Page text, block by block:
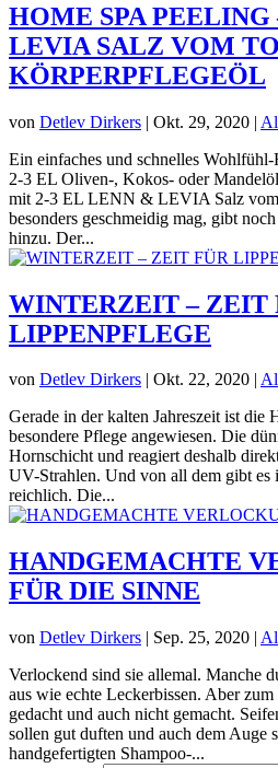
HOME SPA
LEVIA SALZ VOM
KÖRPERPFLEGEÖL
von Detlev Dirkers | Okt. 29, 2020 |
Ein einfaches und schnelles
2-3 EL Oliven-, Kokos- oder
mit 2-3 EL LENN & LEVIA Salz vom
besonders geschmeidig mag, gibt
hinzu. Der...
WINTERZEIT – ZEIT
LIPPENPFLEGE
von Detlev Dirkers | Okt. 22, 2020 |
Gerade in der kalten Jahreszeit ist die
besondere Pflege angewiesen. Die
Hornschicht und reagiert deshalb
UV-Strahlen. Und von all dem gibt es
reichlich. Die...
HANDGEMACHTE
FÜR DIE SINNE
von Detlev Dirkers | Sep. 25, 2020 |
Verlockend sind sie allemal. Manche
aus wie echte Leckerbissen. Aber
gedacht und auch nicht gemacht.
sollen gut duften und auch dem Auge
handgefertigten Shampoo-...